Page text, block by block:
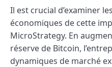
Il est crucial d’examiner
économiques de cette
MicroStrategy. En
réserve de Bitcoin,
dynamiques de marché